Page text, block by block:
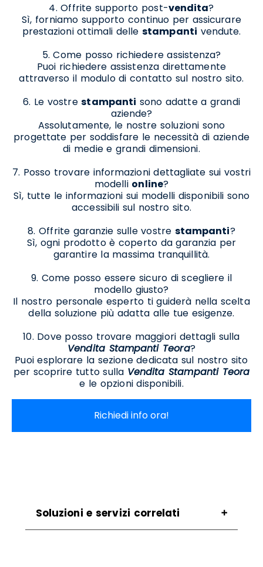
4. Offrite supporto post-vendita?
Sì, forniamo supporto continuo per assicurare
prestazioni ottimali dellestampanti vendute.
5. Come posso richiedere assistenza?
Puoi richiedere assistenza direttamente
attraverso il modulo di contatto sul nostro sito.
6. Le vostrestampanti sono adatte a grandi
aziende?
Assolutamente, le nostre soluzioni sono
progettate per soddisfare le necessità di aziende
di medie e grandi dimensioni.
7. Posso trovare informazioni dettagliate sui vostri
modelli online?
Sì, tutte le informazioni sui modelli disponibili sono
accessibili sul nostro sito.
8. Offrite garanzie sulle vostre stampanti?
Sì, ogni prodotto è coperto da garanzia per
garantire la massima tranquillità.
9. Come posso essere sicuro di scegliere il
modello giusto?
Il nostro personale esperto ti guiderà nella scelta
della soluzione più adatta alle tue esigenze.
10. Dove posso trovare maggiori dettagli sulla
Vendita Stampanti Teora?
Puoi esplorare la sezione dedicata sul nostro sito
per scoprire tutto sulla Vendita Stampanti Teora
e le opzioni disponibili.
Richiedi info ora!
Soluzioni e servizi correlati